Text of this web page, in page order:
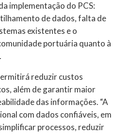
implementação do PCS:
de dados, falta de
existentes e o
portuária quanto à
reduzir custos
além de garantir maior
das informações. “A
com dados confiáveis, em
processos, reduzir